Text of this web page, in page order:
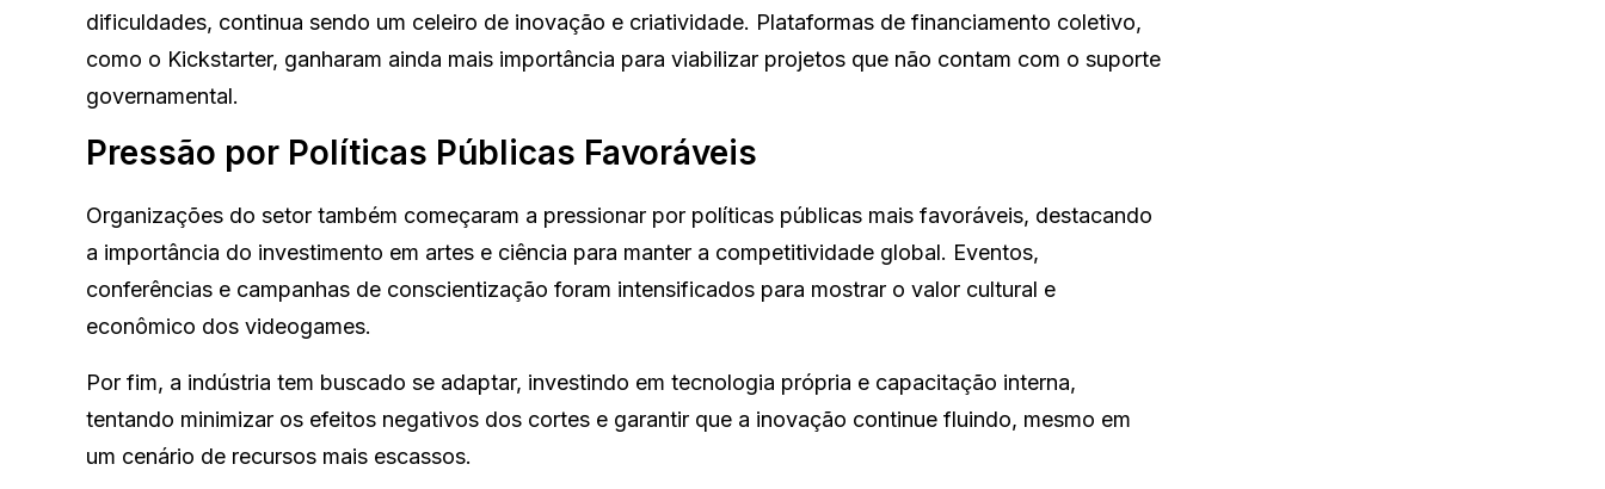
dificuldades, continua sendo um celeiro de inovação e criatividade. Plataformas de financiamento coletivo,
como o Kickstarter, ganharam ainda mais importância para viabilizar projetos que não contam com o suporte
governamental.
Pressão por Políticas Públicas Favoráveis
Organizações do setor também começaram a pressionar por políticas públicas mais favoráveis, destacando
a importância do investimento em artes e ciência para manter a competitividade global. Eventos,
conferências e campanhas de conscientização foram intensificados para mostrar o valor cultural e
econômico dos videogames.
Por fim, a indústria tem buscado se adaptar, investindo em tecnologia própria e capacitação interna,
tentando minimizar os efeitos negativos dos cortes e garantir que a inovação continue fluindo, mesmo em
um cenário de recursos mais escassos.